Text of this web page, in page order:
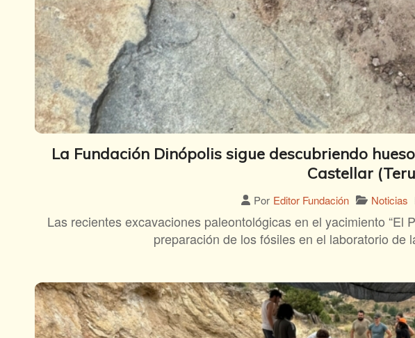
La Fundación Dinópolis sigue descubriendo
Castellar
Por Editor Fundación Noticias
Las recientes excavaciones paleontológicas en el yacimiento “El
preparación de los fósiles en el laboratorio